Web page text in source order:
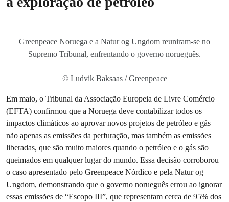
Greenpeace Noruega e a Natur og Ungdom reuniram-se no
Supremo Tribunal, enfrentando o governo norueguês.
© Ludvik Baksaas / Greenpeace
Em maio, o Tribunal da Associação Europeia de Livre Comércio
(EFTA) confirmou que a Noruega deve contabilizar todos os
impactos climáticos ao aprovar novos projetos de petróleo e gás –
não apenas as emissões da perfuração, mas também as emissões
liberadas, que são muito maiores quando o petróleo e o gás são
queimados em qualquer lugar do mundo. Essa decisão corroborou
o caso apresentado pelo Greenpeace Nórdico e pela Natur og
Ungdom, demonstrando que o governo norueguês errou ao ignorar
essas emissões de “Escopo III”, que representam cerca de 95% dos